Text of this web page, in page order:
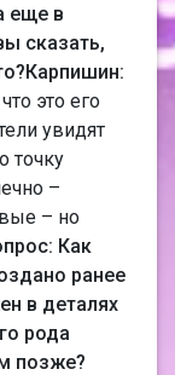
еще в
сказать,
Карпишин:
это его
увидят
точку
–
– но
Как
ранее
в деталях
рода
позже?